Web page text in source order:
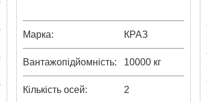
Марка КРАЗ
Вантажопідйомність 10000 кг
Кількість осей 2